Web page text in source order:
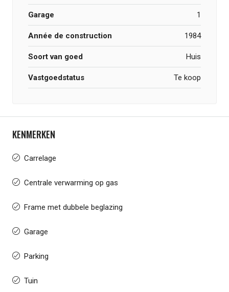
Garage 1
Année de construction 1984
Soort van goed Huis
Vastgoedstatus Te koop
KENMERKEN
Carrelage
Centrale verwarming op gas
Frame met dubbele beglazing
Garage
Parking
Tuin